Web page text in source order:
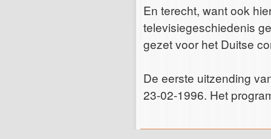
En terecht, want ook
televisiegeschiedenis
gezet voor het Duitse
De eerste uitzending
23-02-1996. Het